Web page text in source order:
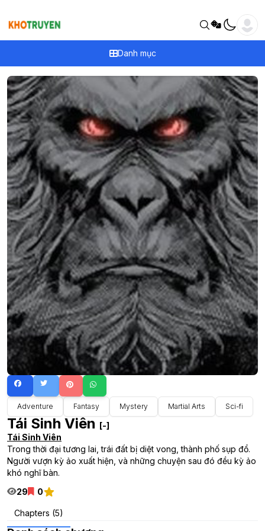
Danh mục
Adventure Fantasy Mystery Martial Arts Sci-fi
Tái Sinh Viên [-]
Tái Sinh Viên
Trong thời đại tương lai, trái đất bị diệt vong, thành phố sụp đổ.
Người vượn kỳ ảo xuất hiện, và những chuyện sau đó đều kỳ ảo
khó nghĩ bàn.
29
0
Chapters (5)